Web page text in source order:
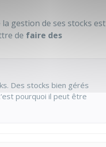
gestion de ses stocks est
de faire des
Des stocks bien gérés
pourquoi il peut être